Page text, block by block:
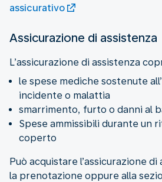
assicurativo
Assicurazione di assistenza
le spese mediche sostenute
incidente o malattia
smarrimento, furto o danni al
Spese ammissibili durante un
coperto
Può acquistare l’assicurazione
la prenotazione oppure alla